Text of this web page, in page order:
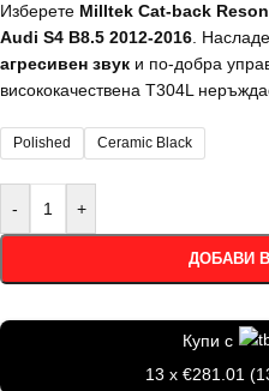
Изберете Milltek Cat-back
Audi S4 B8.5 2012-2016.
агресивен звук и по-добра
висококачествена T304L
Polished Ceramic Black
- +
ДОБАВИ
Купи с
13 x €281.01